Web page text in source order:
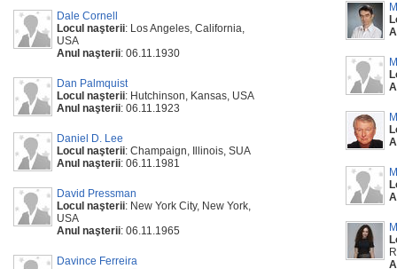
Dale Cornell
Locul naşterii: Los Angeles, California,
USA
Anul naşterii: 06.11.1930
Dan Palmquist
Locul naşterii: Hutchinson, Kansas, USA
Anul naşterii: 06.11.1923
Daniel D. Lee
Locul naşterii: Champaign, Illinois, SUA
Anul naşterii: 06.11.1981
David Pressman
Locul naşterii: New York City, New York,
USA
Anul naşterii: 06.11.1965
Davince Ferreira